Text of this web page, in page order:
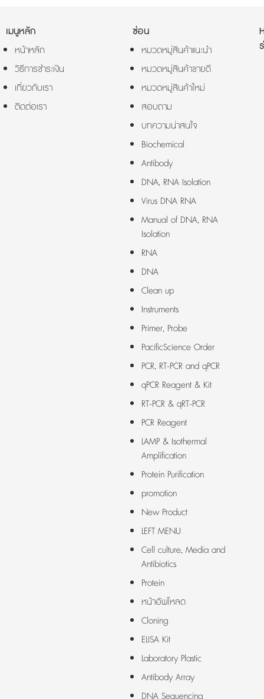
เมนูหลัก
หน้าหลัก
วิธีการชำระเงิน
เกี่ยวกับเรา
ติดต่อเรา
ซ่อน
หมวดหมู่สินค้าแนะนำ
หมวดหมู่สินค้าขายดี
หมวดหมู่สินค้าใหม่
สอบถาม
บทความน่าสนใจ
Biochemical
Antibody
DNA, RNA Isolation
Virus DNA RNA
Manual of DNA, RNA
Isolation
RNA
DNA
Clean up
Instruments
Primer, Probe
PacificScience Order
PCR, RT-PCR and qPCR
qPCR Reagent & Kit
RT-PCR & qRT-PCR
PCR Reagent
LAMP & Isothermal
Amplification
Protein Purification
promotion
New Product
LEFT MENU
Cell culture, Media and
Antibiotics
Protein
หน้าอัพโหลด
Cloning
ELISA Kit
Laboratory Plastic
Antibody Array
DNA Sequencing